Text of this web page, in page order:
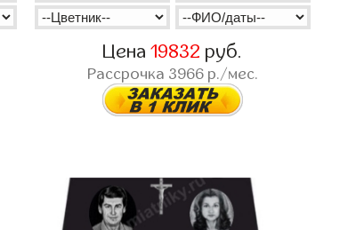
Цена19832 руб.
Рассрочка 3966р./мес.